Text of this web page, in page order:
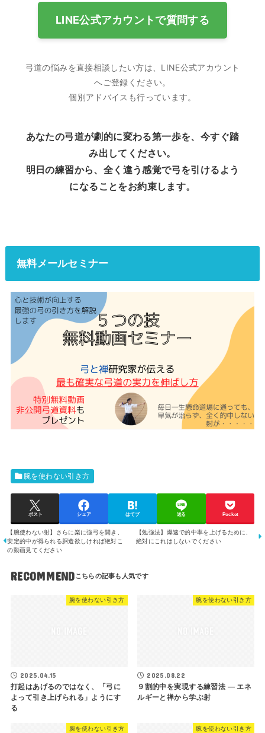
LINE公式アカウントで質問する
弓道の悩みを直接相談したい方は、LINE公式アカウント
へご登録ください。
個別アドバイスも行っています。
あなたの弓道が劇的に変わる第一歩を、今すぐ踏
み出してください。
明日の練習から、全く違う感覚で弓を引けるよう
になることをお約束します。
無料メールセミナー
腕を使わない引き方
ポスト シェア はてブ 送る Pocket
【腕使わない射】さらに楽に強弓を開き、
安定的中が得られる胴造欲しければ絶対こ
の動画見てください
【勉強法】爆速で的中率を上げるために、
絶対にこれはしないでください
RECOMMEND
腕を使わない引き方
2025.04.15
打起はあげるのではなく、「弓に
よって引き上げられる」ようにす
る
腕を使わない引き方
2025.08.22
９割的中を実現する練習法 ― エネ
ルギーと禅から学ぶ射
腕を使わない引き方 腕を使わない引き方